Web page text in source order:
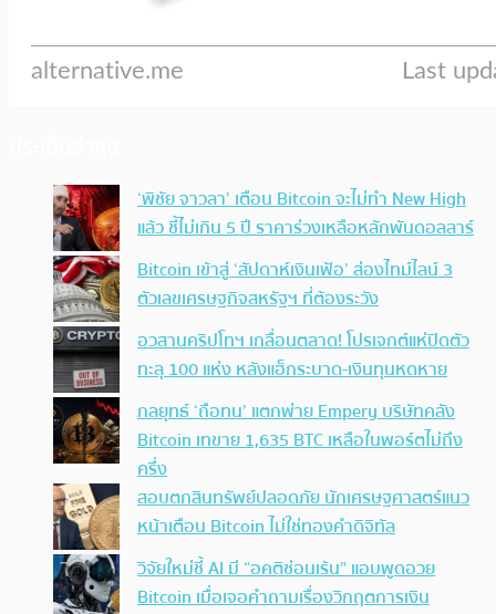
‘พิชัย จาวลา’ เตือน Bitcoin จะไม่ทำ New High
แล้ว ชี้ไม่เกิน 5 ปี ราคาร่วงเหลือหลักพันดอลลาร์
Bitcoin เข้าสู่ ‘สัปดาห์เงินเฟ้อ’ ส่องไทม์ไลน์ 3
ตัวเลขเศรษฐกิจสหรัฐฯ ที่ต้องระวัง
อวสานคริปโทฯ เกลื่อนตลาด! โปรเจกต์แห่ปิดตัว
ทะลุ 100 แห่ง หลังแฮ็กระบาด-เงินทุนหดหาย
กลยุทธ์ ‘ถือทน’ แตกพ่าย Empery บริษัทคลัง
Bitcoin เทขาย 1,635 BTC เหลือในพอร์ตไม่ถึง
ครึ่ง
สอบตกสินทรัพย์ปลอดภัย นักเศรษฐศาสตร์แนว
หน้าเตือน Bitcoin ไม่ใช่ทองคำดิจิทัล
วิจัยใหม่ชี้ AI มี “อคติซ่อนเร้น” แอบพูดอวย
Bitcoin เมื่อเจอคำถามเรื่องวิกฤตการเงิน